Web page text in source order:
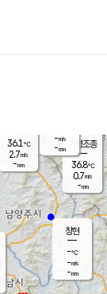
가평조종
36.8℃
0.7m/s
-mm
36.1℃
2.7m/s
-mm
창현
-℃
-m/s
-mm
-m/s
-mm